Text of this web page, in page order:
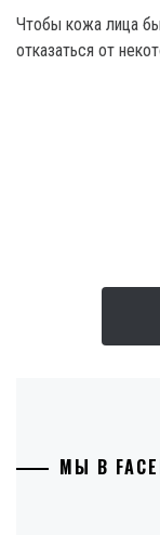
Чтобы кожа лица
отказаться от
МЫ В